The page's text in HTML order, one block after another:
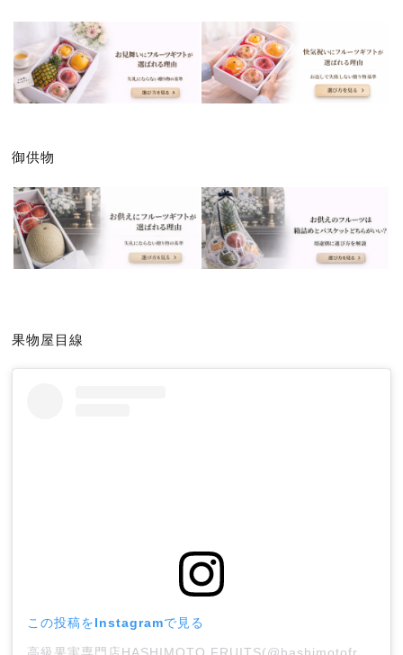
御供物
果物屋目線
この投稿をInstagramで見る